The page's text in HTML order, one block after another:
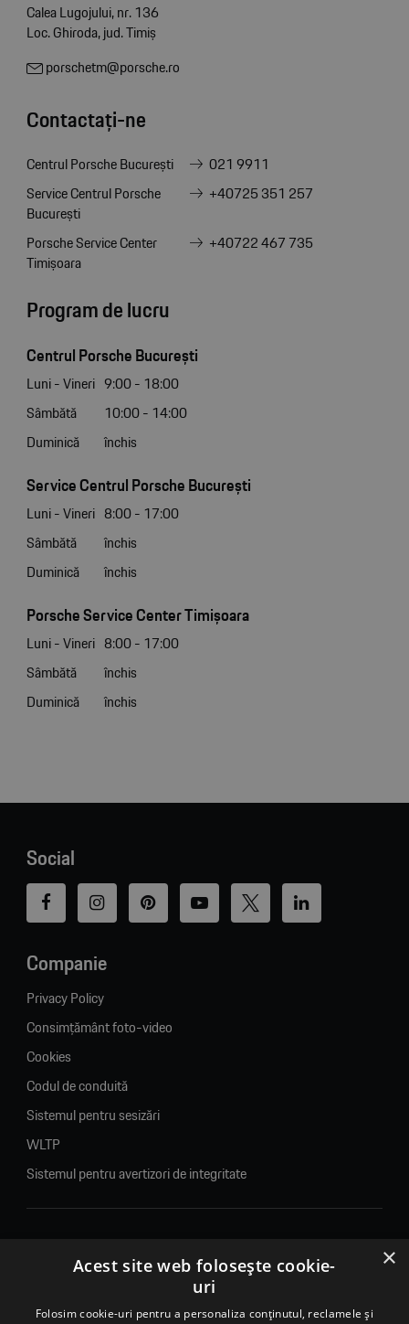
Calea Lugojului, nr. 136
Loc. Ghiroda, jud. Timiș
porschetm@porsche.ro
Contactați-ne
Centrul Porsche București
021 9911
Service Centrul Porsche
București
+40725 351 257
Porsche Service Center
Timișoara
+40722 467 735
Program de lucru
Centrul Porsche București
Luni - Vineri 9:00 - 18:00
Sâmbătă
10:00 - 14:00
Duminică
închis
Service Centrul Porsche București
Luni - Vineri 8:00 - 17:00
Sâmbătă
închis
Duminică
închis
Porsche Service Center Timișoara
Luni - Vineri 8:00 - 17:00
Sâmbătă
închis
Duminică
închis
Social
Companie
Privacy Policy
Consimțământ foto-video
Cookies
Codul de conduită
Sistemul pentru sesizări
WLTP
Sistemul pentru avertizori de integritate
© 2026. Porsche Inter Auto Romania. Toate drepturile rezervate.
Porsche Inter Auto Romania SRL
RO22188461 J2007002067233
×
Acest site web folosește cookie-
uri
Folosim cookie-uri pentru a personaliza conținutul, reclamele și